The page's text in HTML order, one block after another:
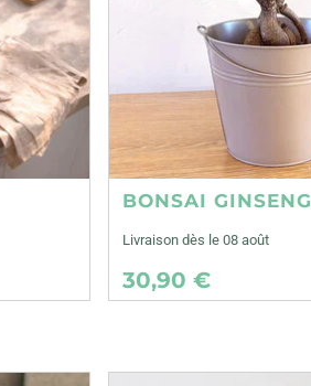
BONSAI GINSENG
Livraison dès le 08 août
30,90 €